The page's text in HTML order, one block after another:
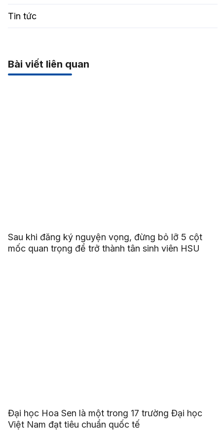
Tin tức
Bài viết liên quan
Sau khi đăng ký nguyện vọng, đừng bỏ lỡ 5 cột
mốc quan trọng để trở thành tân sinh viên HSU
Đại học Hoa Sen là một trong 17 trường Đại học
Việt Nam đạt tiêu chuẩn quốc tế